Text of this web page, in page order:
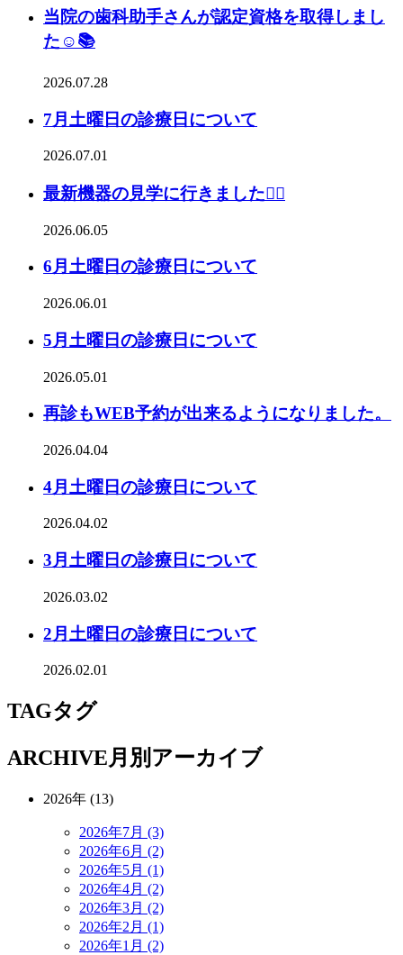
当院の歯科助手さんが認定資格を取得しまし
た☺️📚
2026.07.28
7月土曜日の診療日について
2026.07.01
最新機器の見学に行きました👩‍⚕️
2026.06.05
6月土曜日の診療日について
2026.06.01
5月土曜日の診療日について
2026.05.01
再診もWEB予約が出来るようになりました。
2026.04.04
4月土曜日の診療日について
2026.04.02
3月土曜日の診療日について
2026.03.02
2月土曜日の診療日について
2026.02.01
TAGタグ
ARCHIVE月別アーカイブ
2026年 (13)
2026年7月 (3)
2026年6月 (2)
2026年5月 (1)
2026年4月 (2)
2026年3月 (2)
2026年2月 (1)
2026年1月 (2)